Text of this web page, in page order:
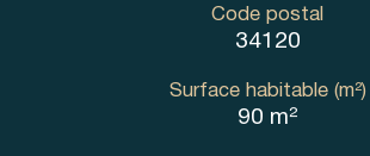
Code postal
34120
Surface habitable (m²)
90 m²